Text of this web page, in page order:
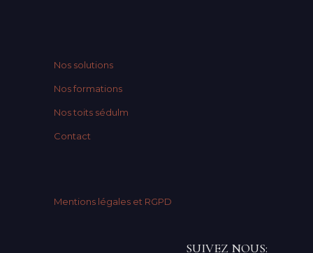
Nos solutions
Nos formations
Nos toits sédulm
Contact
Mentions légales et RGPD
SUIVEZ NOUS: